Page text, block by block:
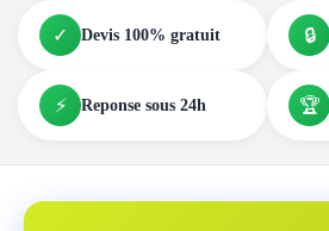
✓ Devis 100% gratuit 🔒
⚡ Reponse sous 24h 🏆